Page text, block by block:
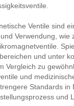
Ventile sind
Verwendung, wie
und unter
Vergleich zu
und
Standards in
und